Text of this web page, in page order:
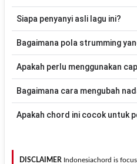
F, G, E, Dm, C, Bm, A, Em. Versi
ingin belajar memainkan lagu ini.
Siapa penyanyi asli lagu ini?
olehImam Fahreza ft. Ammy
mengubah alur lagu.
Bagaimana pola strumming
acuan, kamu dapat
laguMengulang Jatuh Cinta .
Apakah perlu menggunakan
kunci dasarAm. Jika ingin mengikuti
sesuai kebutuhan.
Bagaimana cara mengubah
Transpose (bawah)untuk
Apakah chord ini cocok untuk
dipelajari oleh pemula
DISCLAIMER Indonesiachord is